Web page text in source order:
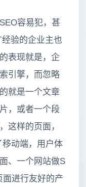
容易犯，甚
验的企业主也
表现就是，企
引擎，而忽略
就是一个文章
，或者一个段
这样的页面，
动端，用户体
、一个网站做S
面进行友好的产